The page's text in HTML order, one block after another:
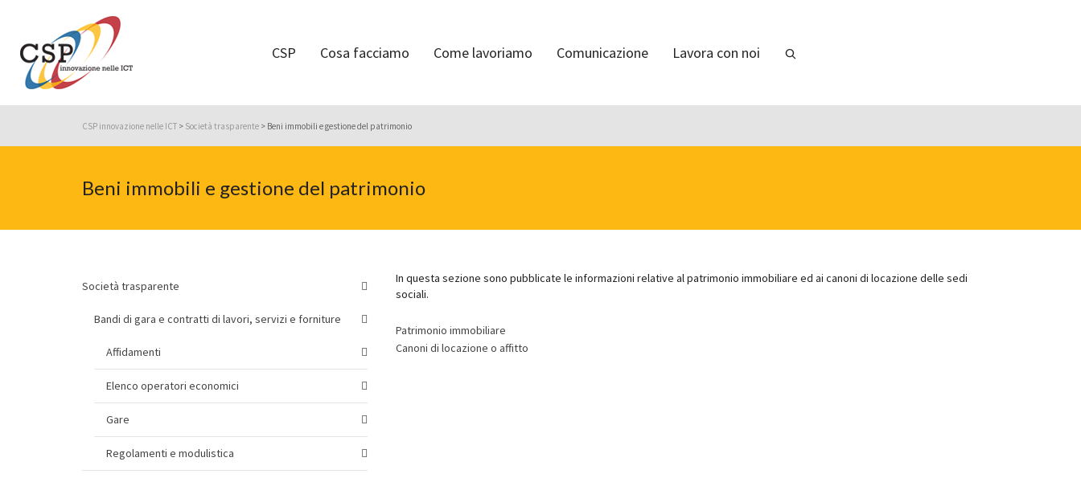
CSP Cosa facciamo Come lavoriamo Comunicazione Lavora con noi
CSP innovazione nelle ICT > Società trasparente > Beni immobili e gestione del patrimonio
Beni immobili e gestione del patrimonio
In questa sezione sono pubblicate le informazioni relative al patrimonio immobiliare ed ai canoni di locazione delle sedi
sociali.
Patrimonio immobiliare
Canoni di locazione o affitto
Società trasparente
Bandi di gara e contratti di lavori, servizi e forniture
Affidamenti
Elenco operatori economici
Gare
Regolamenti e modulistica